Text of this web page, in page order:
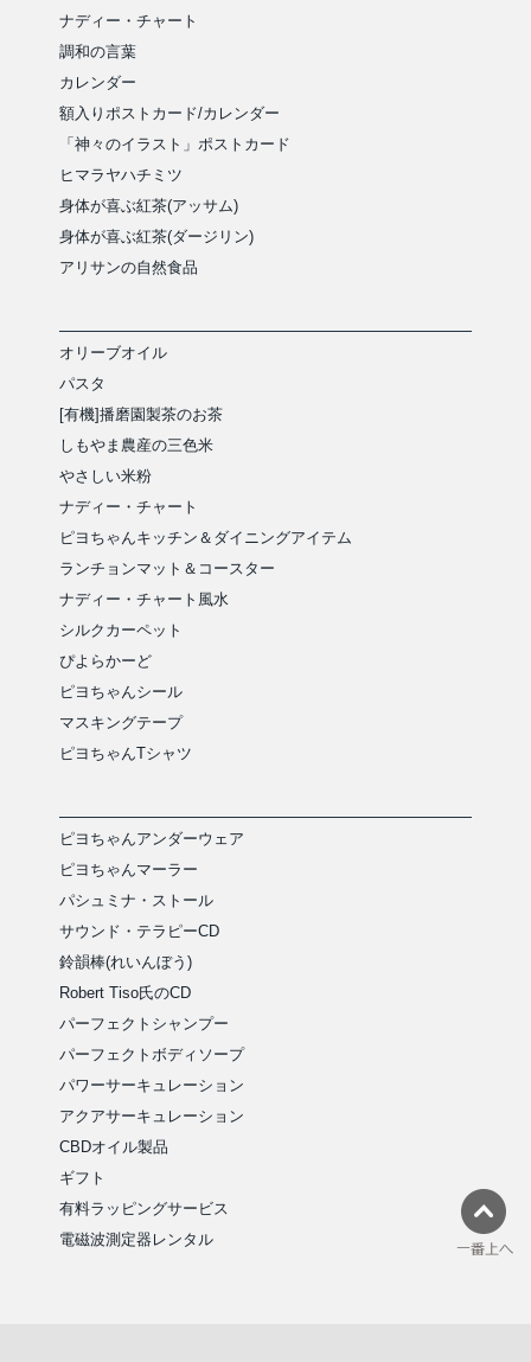
ナディー・チャート
調和の言葉
カレンダー
額入りポストカード/カレンダー
「神々のイラスト」ポストカード
ヒマラヤハチミツ
身体が喜ぶ紅茶(アッサム)
身体が喜ぶ紅茶(ダージリン)
アリサンの自然食品
オリーブオイル
パスタ
[有機]播磨園製茶のお茶
しもやま農産の三色米
やさしい米粉
ナディー・チャート
ピヨちゃんキッチン＆ダイニングアイテム
ランチョンマット＆コースター
ナディー・チャート風水
シルクカーペット
ぴよらかーど
ピヨちゃんシール
マスキングテープ
ピヨちゃんTシャツ
ピヨちゃんアンダーウェア
ピヨちゃんマーラー
パシュミナ・ストール
サウンド・テラピーCD
鈴韻棒(れいんぼう)
Robert Tiso氏のCD
パーフェクトシャンプー
パーフェクトボディソープ
パワーサーキュレーション
アクアサーキュレーション
CBDオイル製品
ギフト
有料ラッピングサービス
電磁波測定器レンタル